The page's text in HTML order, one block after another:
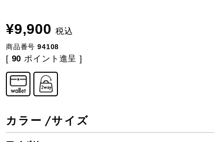
¥9,900 税込
商品番号 94108
[ 90 ポイント進呈 ]
カラー サイズ